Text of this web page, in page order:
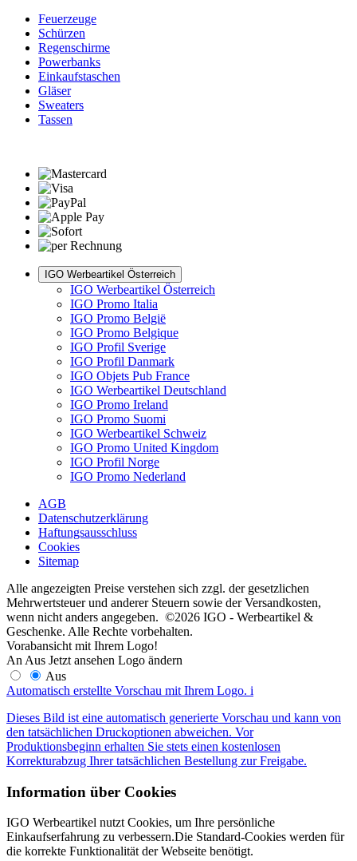
Feuerzeuge
Schürzen
Regenschirme
Powerbanks
Einkaufstaschen
Gläser
Sweaters
Tassen
IGO Werbeartikel Österreich
IGO Werbeartikel Österreich
IGO Promo Italia
IGO Promo België
IGO Promo Belgique
IGO Profil Sverige
IGO Profil Danmark
IGO Objets Pub France
IGO Werbeartikel Deutschland
IGO Promo Ireland
IGO Promo Suomi
IGO Werbeartikel Schweiz
IGO Promo United Kingdom
IGO Profil Norge
IGO Promo Nederland
AGB
Datenschutzerklärung
Haftungsausschluss
Cookies
Sitemap
Alle angezeigten Preise verstehen sich zzgl. der gesetzlichen
Mehrwertsteuer und anderer Steuern sowie der Versandkosten,
wenn nicht anders angegeben. ©2026 IGO - Werbeartikel &
Geschenke. Alle Rechte vorbehalten.
Vorabansicht mit Ihrem Logo!
An Aus Jetzt ansehen Logo ändern
Aus
Automatisch erstellte Vorschau mit Ihrem Logo. i
Dieses Bild ist eine automatisch generierte Vorschau und kann von
den tatsächlichen Druckoptionen abweichen. Vor
Produktionsbeginn erhalten Sie stets einen kostenlosen
Korrekturabzug Ihrer tatsächlichen Bestellung zur Freigabe.
Information über Cookies
IGO Werbeartikel nutzt Cookies, um Ihre persönliche
Einkaufserfahrung zu verbessern.Die Standard-Cookies werden für
die korrekte Funktionalität der Webseite benötigt.